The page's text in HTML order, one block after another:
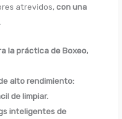
atrevidos,con una
la práctica de Boxeo,
alto rendimiento:
de limpiar.
inteligentes de